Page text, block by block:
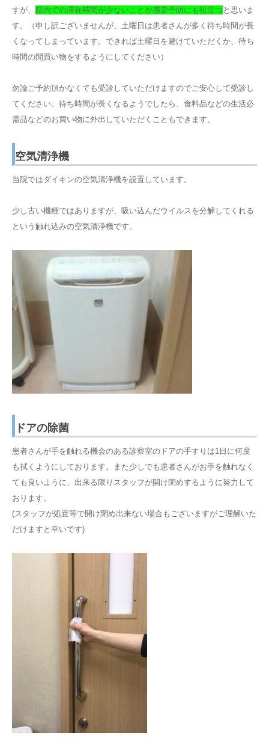
すが、 院内での滞在時間が少ないことが感染予防にも役立つ と思いま
す。（申し訳ございませんが、土曜日は患者さんが多く待ち時間が長
くなってしまっています。できれば土曜日を避けていただくか、待ち
時間の間買い物をするようにしてください）
勿論ご予約頂かなくても受診していただけますのでご安心して受診し
てください。待ち時間が長くなるようでしたら、食料品などの生活必
需品などのお買い物に外出していただくこともできます。
空気清浄機
当院ではダイキンの空気清浄機を設置しています。
少し古い機種ではありますが、吸い込んだウイルスを分解してくれる
という触れ込みの空気清浄機です。
ドアの除菌
患者さんが手を触れる機会のある診察室のドアの手すりは1日に何度
も拭くようにしております。また少しでも患者さんがお手を触れなく
ても良いように、出来る限りスタッフが開け閉めするように努力して
おります。
(スタッフが処置等で開け閉め出来ない場合もございますがご理解いた
だけますと幸いです)